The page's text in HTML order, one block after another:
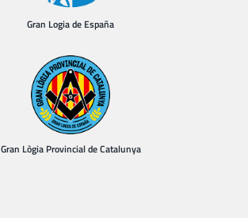
Gran Logia de España
Gran Lògia Provincial de Catalunya